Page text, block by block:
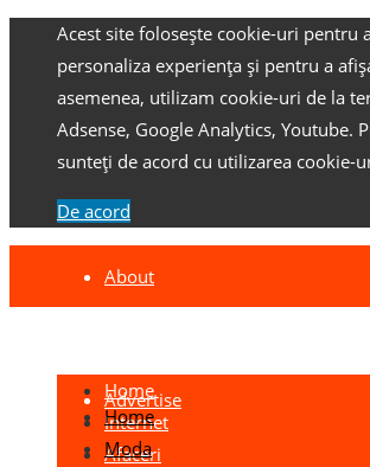
Acest site folosește cookie-uri pentru
personaliza experiența și pentru a
asemenea, utilizam cookie-uri de la
Adsense, Google Analytics, Youtube.
sunteți de acord cu utilizarea cookie-
De acord
About
Advertise
Home
Internet
Afaceri
Home
Moda